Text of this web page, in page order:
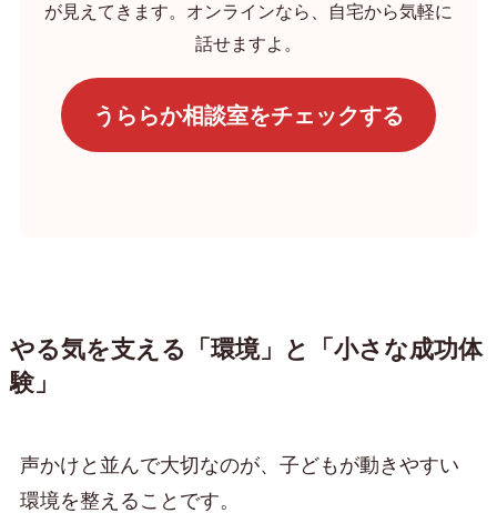
が見えてきます。オンラインなら、自宅から気軽に
話せますよ。
うららか相談室をチェックする
やる気を支える「環境」と「小さな成功体
験」
声かけと並んで大切なのが、子どもが動きやすい
環境を整えることです。